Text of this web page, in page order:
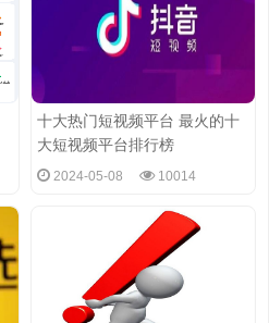
十大热门短视频平台 最火的十
大短视频平台排行榜
2024-05-08 10014